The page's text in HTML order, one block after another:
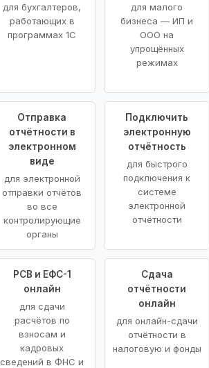
для бухгалтеров,
работающих в
программах 1С
для малого
бизнеса — ИП и
ООО на
упрощённых
режимах
Отправка
отчётности в
электронном
виде
для электронной
отправки отчётов
во все
контролирующие
органы
Подключить
электронную
отчётность
для быстрого
подключения к
системе
электронной
отчётности
РСВ и ЕФС-1
онлайн
для сдачи
расчётов по
взносам и
кадровых
сведений в ФНС и
Сдача
отчётности
онлайн
для онлайн-сдачи
отчётности в
налоговую и фонды